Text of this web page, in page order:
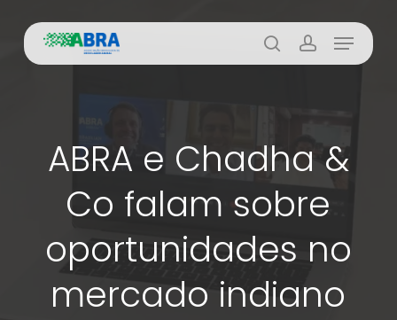
main
buscaaccount
Menu
ABRA e Chadha &
Co falam sobre
oportunidades no
mercado indiano